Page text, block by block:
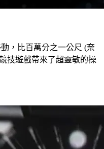
，比百萬分之一公尺 (奈
技遊戲帶來了超靈敏的操